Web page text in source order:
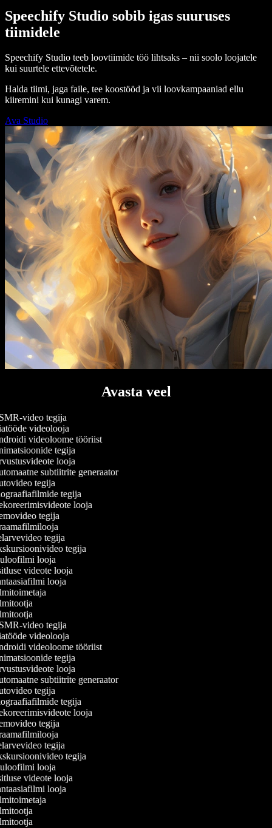
Speechify Studio sobib igas suuruses
tiimidele
Speechify Studio teeb loovtiimide töö lihtsaks – nii soolo loojatele
kui suurtele ettevõtetele.
Halda tiimi, jaga faile, tee koostööd ja vii loovkampaaniad ellu
kiiremini kui kunagi varem.
Ava Studio
Avasta veel
video tegija
videolooja
videoloome tööriist
tegija
looja
subtiitrite generaator
tegija
tegija
looja
tegija
tegija
tegija
looja
videote looja
looja
video tegija
videolooja
videoloome tööriist
tegija
looja
subtiitrite generaator
tegija
tegija
looja
tegija
tegija
tegija
looja
videote looja
looja